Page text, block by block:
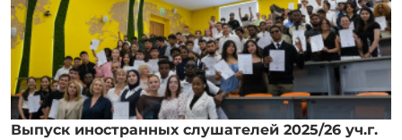
Выпуск иностранных слушателей 2025/26 уч.г.